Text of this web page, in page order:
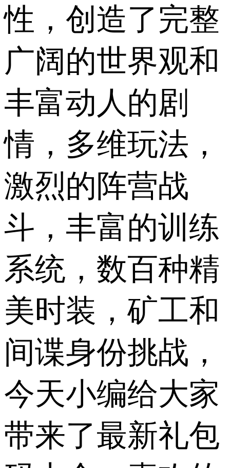
性，创造了完整
广阔的世界观和
丰富动人的剧
情，多维玩法，
激烈的阵营战
斗，丰富的训练
系统，数百种精
美时装，矿工和
间谍身份挑战，
今天小编给大家
带来了最新礼包